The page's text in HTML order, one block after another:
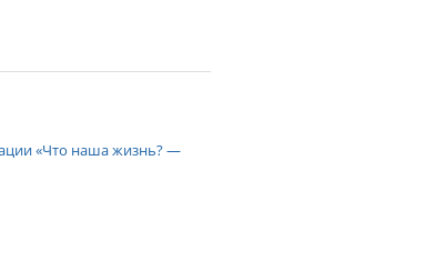
«Что наша жизнь? —